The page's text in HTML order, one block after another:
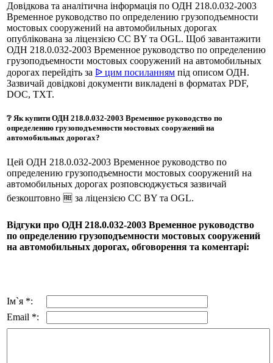
Довідкова та аналітична інформація по ОДН 218.0.032-2003
Временное руководство по определению грузоподъемности
мостовых сооружений на автомобильных дорогах
опублікована за ліцензією CC BY та OGL. Щоб завантажити
ОДН 218.0.032-2003 Временное руководство по определению
грузоподъемности мостовых сооружений на автомобильных
дорогах перейдіть за ᐉ цим посиланням під описом ОДН.
Зазвичай довідкові документи викладені в форматах PDF,
DOC, TXT.
❔ Як купити ОДН 218.0.032-2003 Временное руководство по
определению грузоподъемности мостовых сооружений на
автомобильных дорогах?
Цей ОДН 218.0.032-2003 Временное руководство по
определению грузоподъемности мостовых сооружений на
автомобильных дорогах розповсюджується зазвичай
безкоштовно 🆓 за ліцензією CC BY та OGL.
Відгуки про ОДН 218.0.032-2003 Временное руководство
по определению грузоподъемности мостовых сооружений
на автомобильных дорогах, обговорення та коментарі:
Ім`я *:
Email *: